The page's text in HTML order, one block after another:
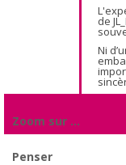
de
Ni
Zoom sur …
Penser